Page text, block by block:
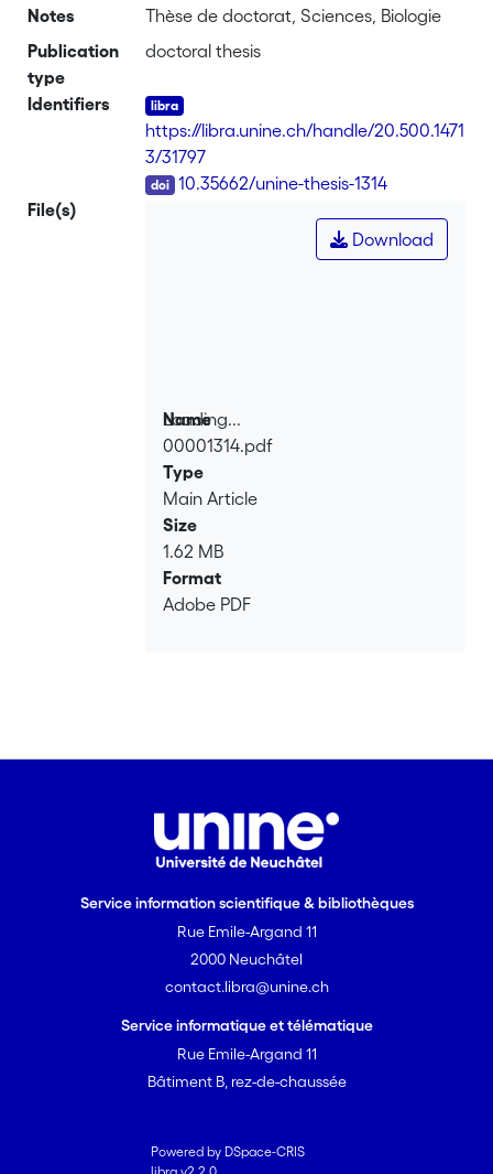
Notes
Thèse de doctorat, Sciences, Biologie
Publication
type
doctoral thesis
Identifiers
https://libra.unine.ch/handle/20.500.1471
3/31797
10.35662/unine-thesis-1314
File(s)
Loading...
Loading...
Download
Name
00001314.pdf
Type
Main Article
Size
1.62 MB
Format
Adobe PDF
Service information scientifique & bibliothèques
Rue Emile-Argand 11
2000 Neuchâtel
contact.libra@unine.ch
Service informatique et télématique
Rue Emile-Argand 11
Bâtiment B, rez-de-chaussée
Powered by DSpace-CRIS